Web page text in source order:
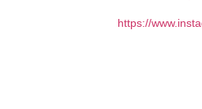
https://